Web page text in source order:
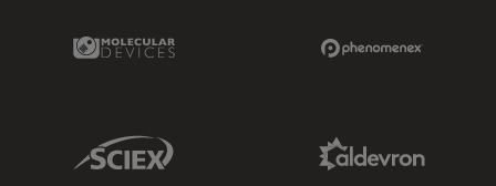
Molecular Devices Link
Sciex Link